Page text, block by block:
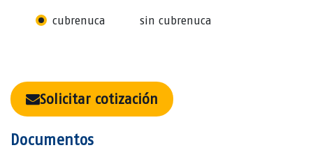
cubrenuca sin cubrenuca
Solicitar cotización
Documentos